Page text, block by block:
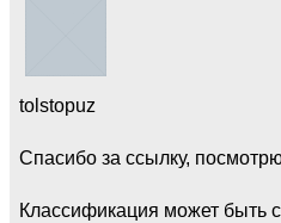
tolstopuz
Спасибо за ссылку,
Классификация может быть